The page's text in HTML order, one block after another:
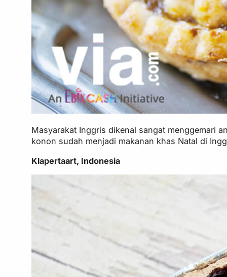
Masyarakat Inggris dikenal sangat menggemari
konon sudah menjadi makanan khas Natal di
Klapertaart, Indonesia